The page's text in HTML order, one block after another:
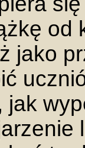
od
jako